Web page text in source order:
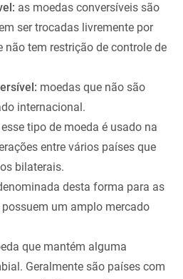
as moedas conversíveis são
ser trocadas livremente por
não tem restrição de controle de
moedas que não são
internacional.
esse tipo de moeda é usado na
entre vários países que
bilaterais.
desta forma para as
um amplo mercado
que mantém alguma
Geralmente são países com